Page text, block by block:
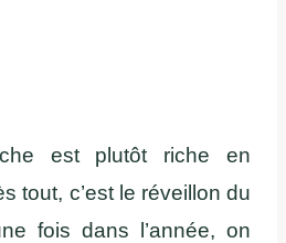
est plutôt riche en
tout, c’est le réveillon du
fois dans l’année, on